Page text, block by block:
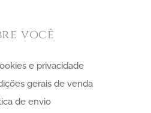
você
e privacidade
gerais de venda
de envio